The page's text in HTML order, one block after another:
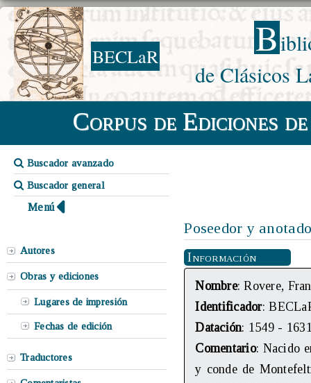
BECLaR B
de Clásicos
Corpus de Ediciones
Buscador avanzado
Buscador general
Menú
Autores
Obras y ediciones
Lugares de impresión
Fechas de edición
Traductores
Poseedor y
Información
Nombre: Rovere,
Identificador:
Datación: 1549 -
Comentario: Nacido
y conde de